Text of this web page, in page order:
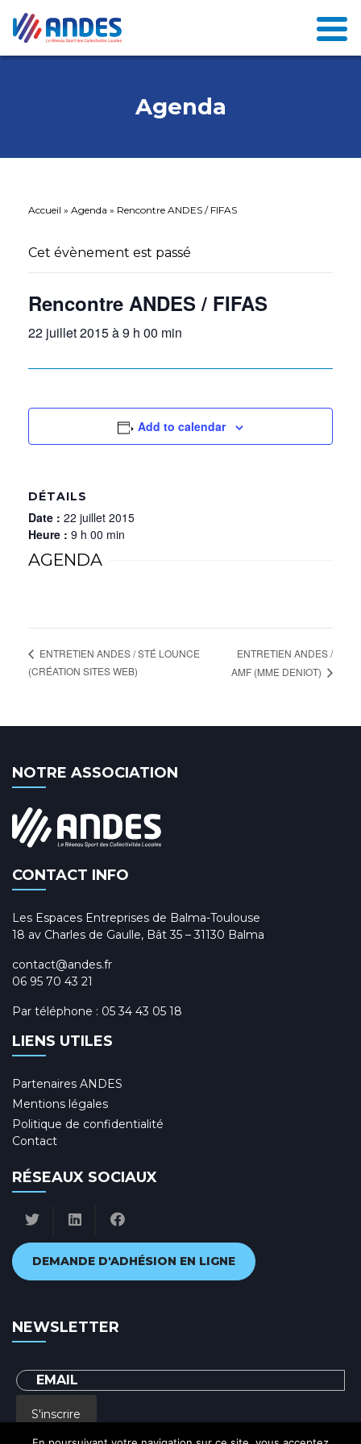
Agenda
Accueil » Agenda » Rencontre ANDES / FIFAS
Cet évènement est passé
Rencontre ANDES / FIFAS
22 juillet 2015 à 9 h 00 min
Add to calendar
DÉTAILS
Date : 22 juillet 2015
Heure : 9 h 00 min
AGENDA
ENTRETIEN ANDES / STÉ LOUNCE
(CRÉATION SITES WEB)
ENTRETIEN ANDES /
AMF (MME DENIOT)
NOTRE ASSOCIATION
CONTACT INFO
Les Espaces Entreprises de Balma-Toulouse
18 av Charles de Gaulle, Bât 35 – 31130 Balma
contact@andes.fr
06 95 70 43 21
Par téléphone : 05 34 43 05 18
LIENS UTILES
Partenaires ANDES
Mentions légales
Politique de confidentialité
Contact
RÉSEAUX SOCIAUX
DEMANDE D'ADHÉSION EN LIGNE
NEWSLETTER
S'inscrire